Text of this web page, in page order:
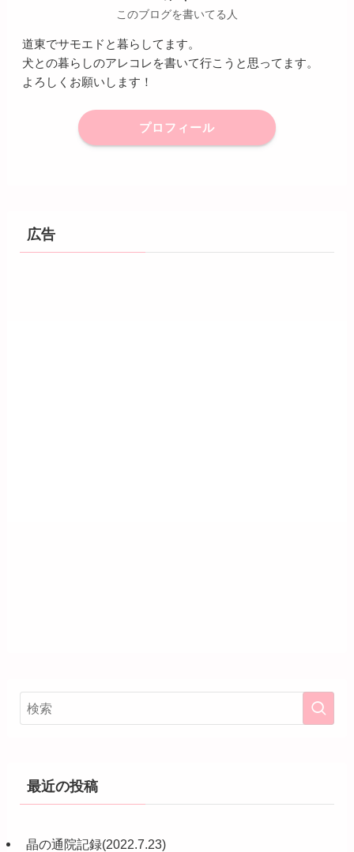
このブログを書いてる人
道東でサモエドと暮らしてます。
犬との暮らしのアレコレを書いて行こうと思ってます。
よろしくお願いします！
プロフィール
広告
最近の投稿
晶の通院記録(2022.7.23)